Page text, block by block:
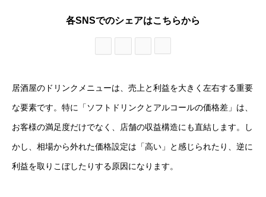
各SNSでのシェアはこちらから
居酒屋のドリンクメニューは、売上と利益を大きく左右する重要
な要素です。特に「ソフトドリンクとアルコールの価格差」は、
お客様の満足度だけでなく、店舗の収益構造にも直結します。し
かし、相場から外れた価格設定は「高い」と感じられたり、逆に
利益を取りこぼしたりする原因になります。